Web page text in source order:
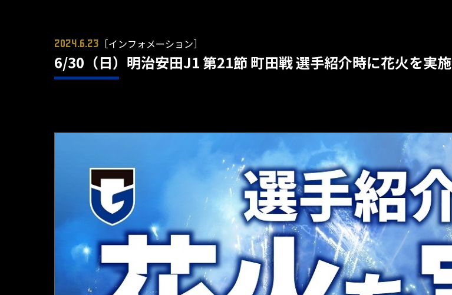
2024.6.23 ［インフォメーション］
6/30（日）明治安田J1 第21節 町田戦 選手紹介時に花火を実施